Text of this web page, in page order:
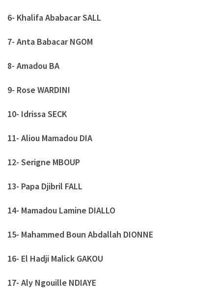
6- Khalifa Ababacar SALL
7- Anta Babacar NGOM
8- Amadou BA
9- Rose WARDINI
10- Idrissa SECK
11- Aliou Mamadou DIA
12- Serigne MBOUP
13- Papa Djibril FALL
14- Mamadou Lamine DIALLO
15- Mahammed Boun Abdallah DIONNE
16- El Hadji Malick GAKOU
17- Aly Ngouille NDIAYE